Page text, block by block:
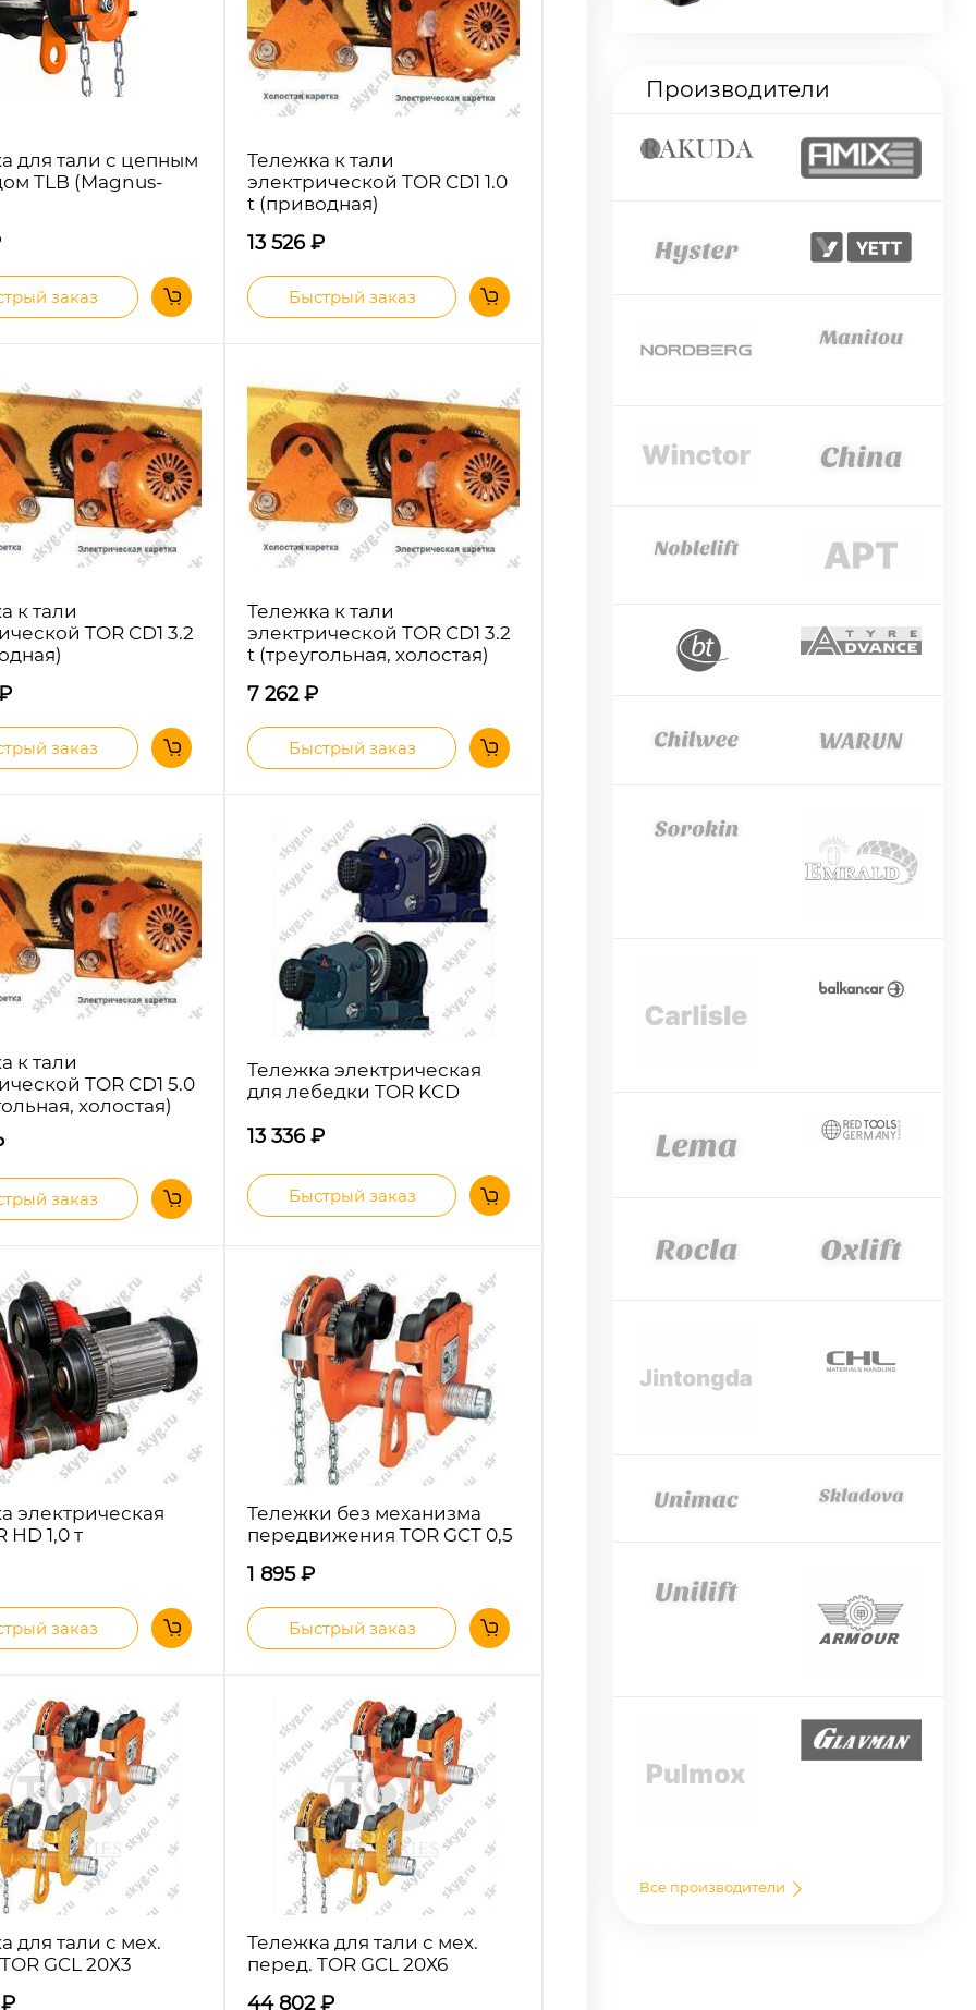
для тали с цепным
TLB (Magnus-
заказ
Тележка к тали
электрической TOR CD1 1.0
t (приводная)
13 526₽
Быстрый заказ
к тали
TOR CD1 3.2
заказ
Тележка к тали
электрической TOR CD1 3.2
t (треугольная, холостая)
7 262₽
Быстрый заказ
к тали
TOR CD1 5.0
холостая)
заказ
Тележка электрическая
для лебедки TOR KCD
13 336₽
Быстрый заказ
электрическая
HD 1,0 т
заказ
Тележки без механизма
передвижения TOR GCT 0,5
1 895₽
Быстрый заказ
для тали с мех.
GCL 20Х3
₽
Тележка для тали с мех.
перед. TOR GCL 20Х6
44 802₽
Производители
Все производители